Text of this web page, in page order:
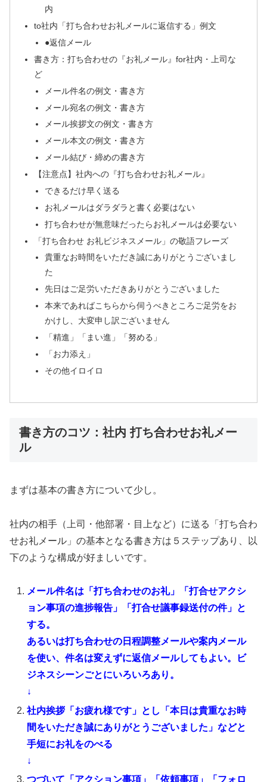
内
to社内「打ち合わせお礼メールに返信する」例文
●返信メール
書き方：打ち合わせの『お礼メール』for社内・上司な
ど
メール件名の例文・書き方
メール宛名の例文・書き方
メール挨拶文の例文・書き方
メール本文の例文・書き方
メール結び・締めの書き方
【注意点】社内への『打ち合わせお礼メール』
できるだけ早く送る
お礼メールはダラダラと書く必要はない
打ち合わせが無意味だったらお礼メールは必要ない
「打ち合わせ お礼ビジネスメール」の敬語フレーズ
貴重なお時間をいただき誠にありがとうございまし
た
先日はご足労いただきありがとうございました
本来であればこちらから伺うべきところご足労をお
かけし、大変申し訳ございません
「精進」「まい進」「努める」
「お力添え」
その他イロイロ
書き方のコツ：社内 打ち合わせお礼メー
ル
まずは基本の書き方について少し。
社内の相手（上司・他部署・目上など）に送る「打ち合わ
せお礼メール」の基本となる書き方は５ステップあり、以
下のような構成が好ましいです。
メール件名は「打ち合わせのお礼」「打合せアクシ
ョン事項の進捗報告」「打合せ議事録送付の件」と
する。
あるいは打ち合わせの日程調整メールや案内メール
を使い、件名は変えずに返信メールしてもよい。ビ
ジネスシーンごとにいろいろあり。
↓
社内挨拶「お疲れ様です」とし「本日は貴重なお時
間をいただき誠にありがとうございました」などと
手短にお礼をのべる
↓
つづいて「アクション事項」「依頼事項」「フォロ